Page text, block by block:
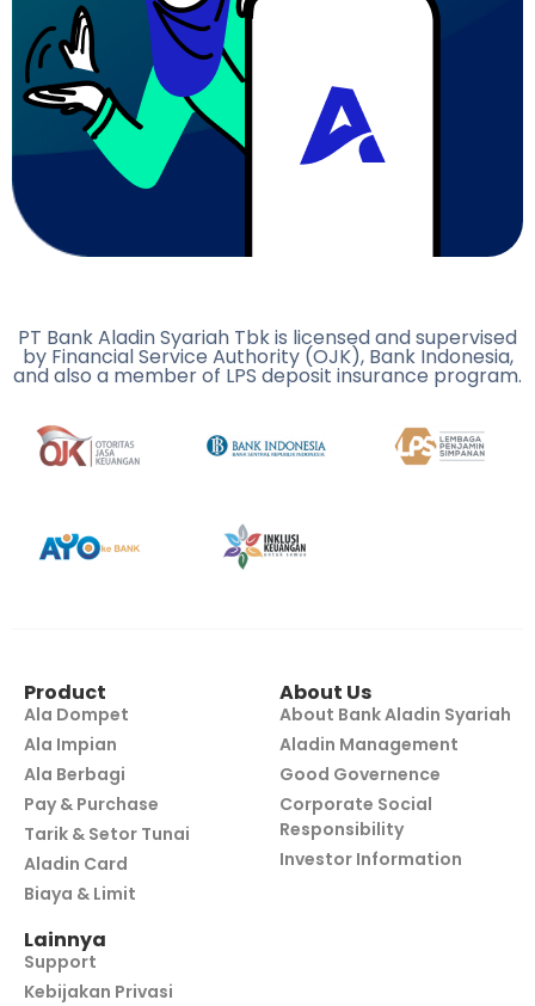
PT Bank Aladin Syariah Tbk is licensed and supervised
by Financial Service Authority (OJK), Bank Indonesia,
and also a member of LPS deposit insurance program.
Product
Ala Dompet
Ala Impian
Ala Berbagi
Pay & Purchase
Tarik & Setor Tunai
Aladin Card
Biaya & Limit
About Us
About Bank Aladin Syariah
Aladin Management
Good Governence
Corporate Social
Responsibility
Investor Information
Lainnya
Support
Kebijakan Privasi